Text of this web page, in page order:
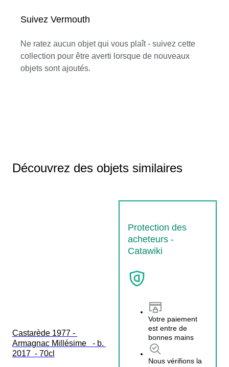
Suivez Vermouth
Ne ratez aucun objet qui vous plaît - suivez cette
collection pour être averti lorsque de nouveaux
objets sont ajoutés.
Découvrez des objets similaires
Protection des
acheteurs -
Catawiki
Votre paiement
est entre de
bonnes mains
Nous vérifions la
Castarède 1977 -
Armagnac Millésime   - b.
2017  - 70cl